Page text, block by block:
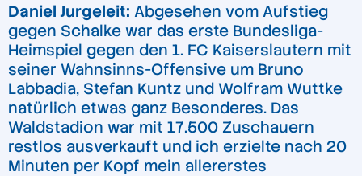
Daniel Jurgeleit: Abgesehen vom Aufstieg
gegen Schalke war das erste Bundesliga-
Heimspiel gegen den 1. FC Kaiserslautern mit
seiner Wahnsinns-Offensive um Bruno
Labbadia, Stefan Kuntz und Wolfram Wuttke
natürlich etwas ganz Besonderes. Das
Waldstadion war mit 17.500 Zuschauern
restlos ausverkauft und ich erzielte nach 20
Minuten per Kopf mein allererstes